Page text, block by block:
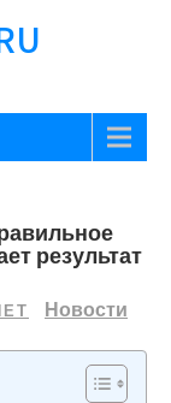
результат
Новости